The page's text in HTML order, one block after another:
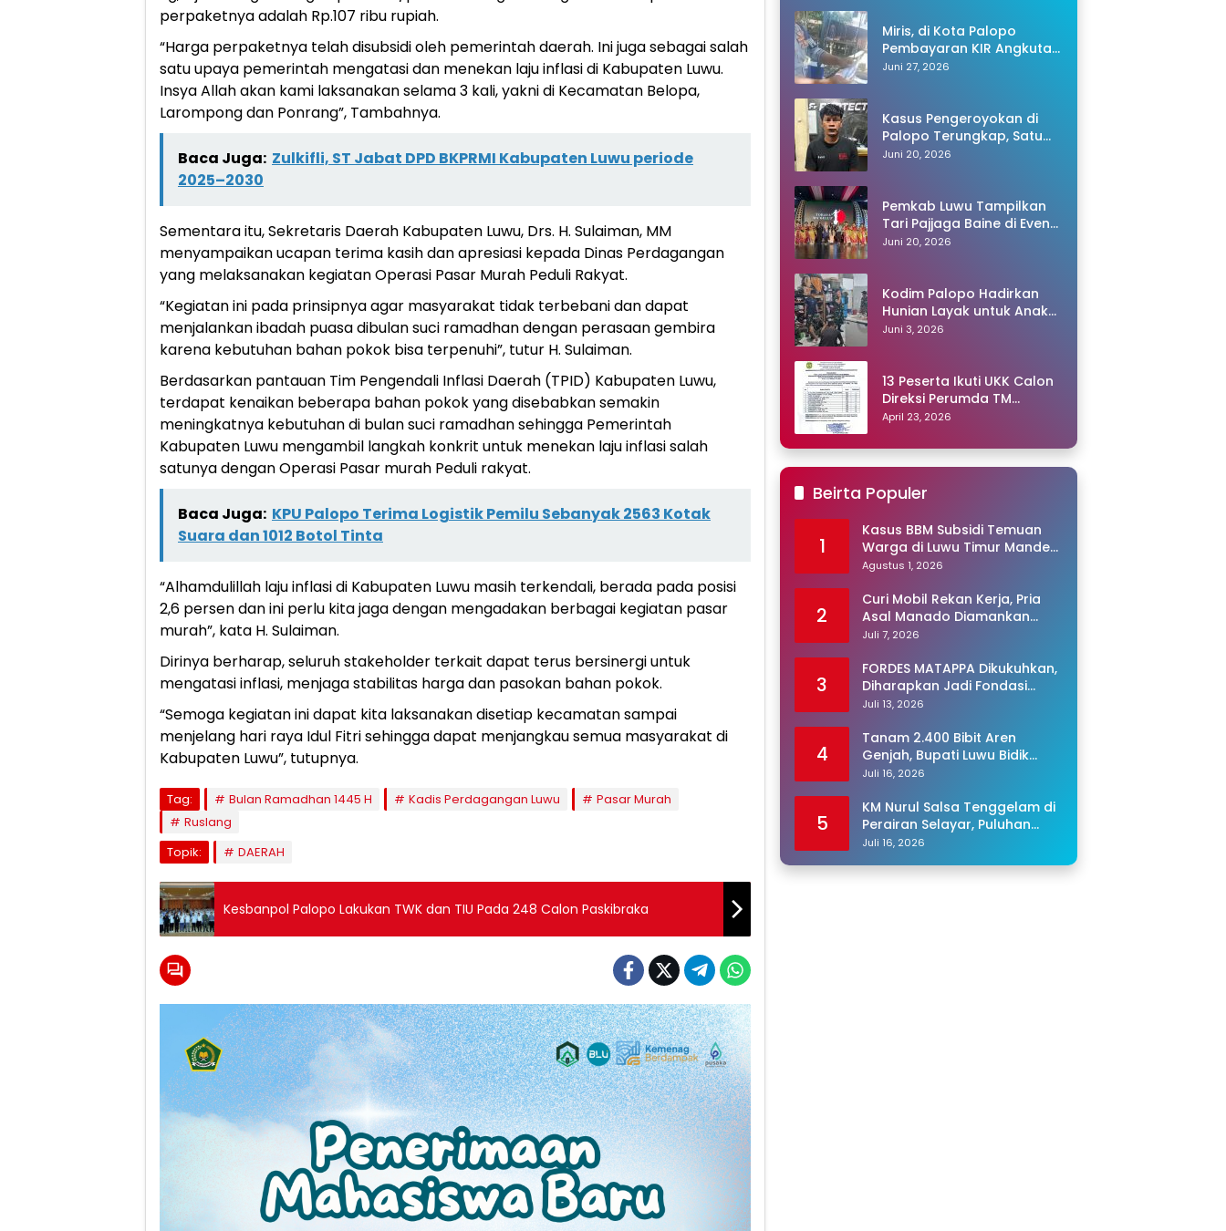
perpaketnya adalah Rp.107 ribu rupiah.
“Harga perpaketnya telah disubsidi oleh pemerintah daerah. Ini juga sebagai salah
satu upaya pemerintah mengatasi dan menekan laju inflasi di Kabupaten Luwu.
Insya Allah akan kami laksanakan selama 3 kali, yakni di Kecamatan Belopa,
Larompong dan Ponrang”, Tambahnya.
Baca Juga: Zulkifli, ST Jabat DPD BKPRMI Kabupaten Luwu periode
2025–2030
Sementara itu, Sekretaris Daerah Kabupaten Luwu, Drs. H. Sulaiman, MM
menyampaikan ucapan terima kasih dan apresiasi kepada Dinas Perdagangan
yang melaksanakan kegiatan Operasi Pasar Murah Peduli Rakyat.
“Kegiatan ini pada prinsipnya agar masyarakat tidak terbebani dan dapat
menjalankan ibadah puasa dibulan suci ramadhan dengan perasaan gembira
karena kebutuhan bahan pokok bisa terpenuhi”, tutur H. Sulaiman.
Berdasarkan pantauan Tim Pengendali Inflasi Daerah (TPID) Kabupaten Luwu,
terdapat kenaikan beberapa bahan pokok yang disebabkan semakin
meningkatnya kebutuhan di bulan suci ramadhan sehingga Pemerintah
Kabupaten Luwu mengambil langkah konkrit untuk menekan laju inflasi salah
satunya dengan Operasi Pasar murah Peduli rakyat.
Baca Juga: KPU Palopo Terima Logistik Pemilu Sebanyak 2563 Kotak
Suara dan 1012 Botol Tinta
“Alhamdulillah laju inflasi di Kabupaten Luwu masih terkendali, berada pada posisi
2,6 persen dan ini perlu kita jaga dengan mengadakan berbagai kegiatan pasar
murah”, kata H. Sulaiman.
Dirinya berharap, seluruh stakeholder terkait dapat terus bersinergi untuk
mengatasi inflasi, menjaga stabilitas harga dan pasokan bahan pokok.
“Semoga kegiatan ini dapat kita laksanakan disetiap kecamatan sampai
menjelang hari raya Idul Fitri sehingga dapat menjangkau semua masyarakat di
Kabupaten Luwu”, tutupnya.
Tag: Bulan Ramadhan 1445 H Kadis Perdagangan Luwu
Pasar Murah
Ruslang
Topik:
DAERAH
Kesbanpol Palopo Lakukan TWK dan TIU Pada 248 Calon Paskibraka
Miris, di Kota Palopo
Pembayaran KIR Angkutan
Barang Capai Rp600 Ribu,
Juni 27, 2026
Kasus Pengeroyokan di
Palopo Terungkap, Satu
Tersangka Ditangkap
Juni 20, 2026
Pemkab Luwu Tampilkan
Tari Pajjaga Baine di Event
Toraya Ma’gellu’ 2026
Juni 20, 2026
Kodim Palopo Hadirkan
Hunian Layak untuk Anak
Panti
Juni 3, 2026
13 Peserta Ikuti UKK Calon
Direksi Perumda TM
Palopo, Ris Akril Raih
April 23, 2026
Beirta Populer
1
Kasus BBM Subsidi Temuan
Warga di Luwu Timur Mandek,
Kinerja Unit Tipidter Disorot,
Tangan
Agustus 1, 2026
2
Curi Mobil Rekan Kerja, Pria
Asal Manado Diamankan
Polisi
Juli 7, 2026
3
FORDES MATAPPA Dikukuhkan,
Diharapkan Jadi Fondasi
Program Jaga Desa di Luwu
Juli 13, 2026
4
Tanam 2.400 Bibit Aren
Genjah, Bupati Luwu Bidik
Sentra Produksi Gula Aren
Juli 16, 2026
5
KM Nurul Salsa Tenggelam di
Perairan Selayar, Puluhan
Penumpang Masih Hilang
Juli 16, 2026